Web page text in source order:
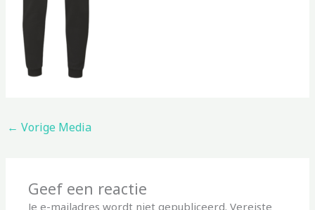
← Vorige Media
Geef een reactie
Je e-mailadres wordt niet gepubliceerd. Vereiste